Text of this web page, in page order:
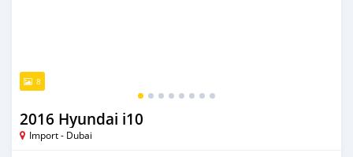
8
2016 Hyundai i10
Import - Dubai